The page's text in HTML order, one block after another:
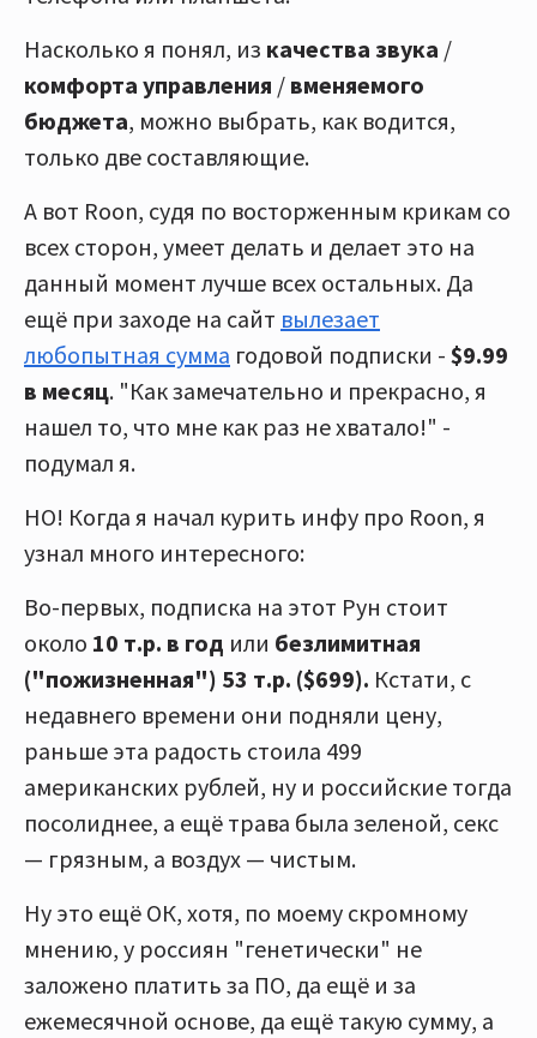
Насколько я понял, из качества звука /
комфорта управления / вменяемого
бюджета, можно выбрать, как водится,
только две составляющие.
А вот Roon, судя по восторженным крикам со
всех сторон, умеет делать и делает это на
данный момент лучше всех остальных. Да
ещё при заходе на сайт вылезает
любопытная сумма годовой подписки - $9.99
в месяц. "Как замечательно и прекрасно, я
нашел то, что мне как раз не хватало!" -
подумал я.
НО! Когда я начал курить инфу про Roon, я
узнал много интересного:
Во-первых, подписка на этот Рун стоит
около 10 т.р. в год или безлимитная
("пожизненная") 53 т.р. ($699). Кстати, с
недавнего времени они подняли цену,
раньше эта радость стоила 499
американских рублей, ну и российские тогда
посолиднее, а ещё трава была зеленой, секс
— грязным, а воздух — чистым.
Ну это ещё ОК, хотя, по моему скромному
мнению, у россиян "генетически" не
заложено платить за ПО, да ещё и за
ежемесячной основе, да ещё такую сумму, а